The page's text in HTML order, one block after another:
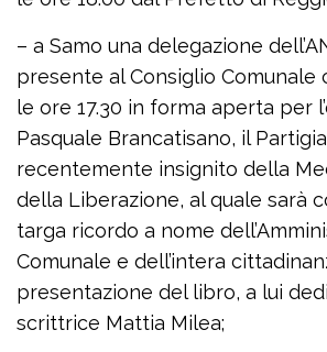
– a Samo una delegazione
presente al Consiglio
le ore 17.30 in forma aperta per
Pasquale Brancatisano, il
recentemente insignito della
della Liberazione, al quale sarà
targa ricordo a nome
Comunale e dell’intera
presentazione del libro, a lui
scrittrice Mattia Milea;